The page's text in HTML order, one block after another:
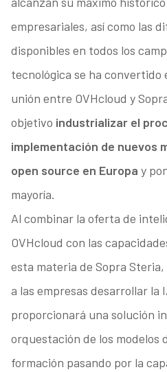
empresariales, así como las
disponibles en todos los
tecnológica se ha convertido
unión entre OVHcloud y
objetivo industrializar el
implementación de nuevos
open source en Europa y
mayoría.
Al combinar la oferta de
OVHcloud con las
esta materia de Sopra
a las empresas desarrollar la
proporcionará una solución
orquestación de los modelos
formación pasando por la